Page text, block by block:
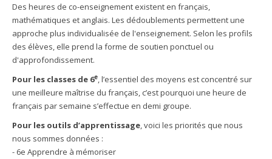
Des heures de co-enseignement existent en français,
mathématiques et anglais. Les dédoublements permettent une
approche plus individualisée de l'enseignement. Selon les profils
des élèves, elle prend la forme de soutien ponctuel ou
d'approfondissement.
Pour les classes de 6e, l’essentiel des moyens est concentré sur
une meilleure maîtrise du français, c’est pourquoi une heure de
français par semaine s’effectue en demi groupe.
Pour les outils d’apprentissage, voici les priorités que nous
nous sommes données :
- 6e Apprendre à mémoriser